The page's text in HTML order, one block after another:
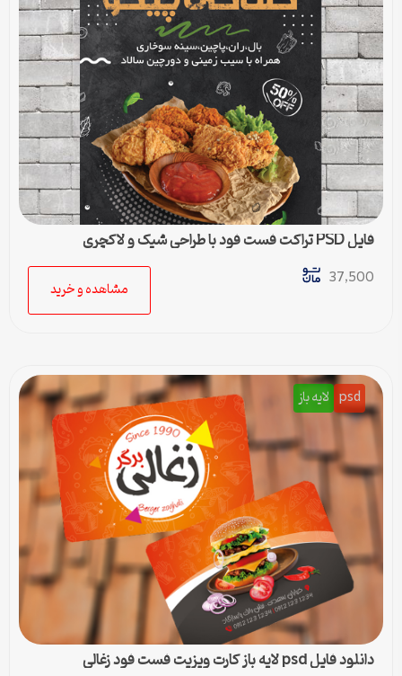
فایل PSD تراکت فست فود با طراحی شیک و لاکچری
37,500
مشاهده و خرید
psd لایه باز
دانلود فایل psd لایه باز کارت ویزیت فست فود زغالی